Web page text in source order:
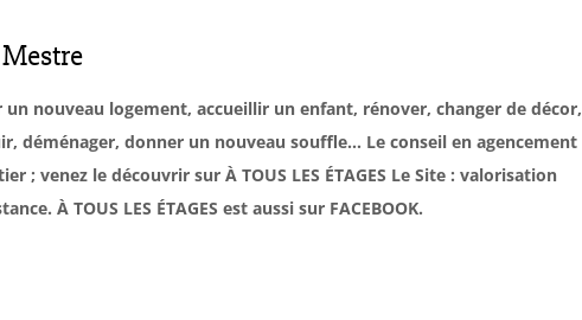
un nouveau logement, accueillir un enfant, rénover, changer de décor,
déménager, donner un nouveau souffle… Le conseil en agencement
; venez le découvrir sur À TOUS LES ÉTAGES Le Site : valorisation
À TOUS LES ÉTAGES est aussi sur FACEBOOK.